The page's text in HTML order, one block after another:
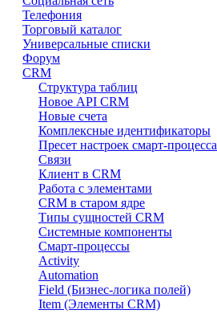
Телефония
Торговый каталог
Универсальные списки
Форум
CRM
Структура таблиц
Новое API CRM
Новые счета
Комплексные идентификаторы
Пресет настроек смарт-процесса
Связи
Клиент в CRM
Работа с элементами
CRM в старом ядре
Типы сущностей CRM
Системные компоненты
Смарт-процессы
Activity
Automation
Field (Бизнес-логика полей)
Item (Элементы CRM)